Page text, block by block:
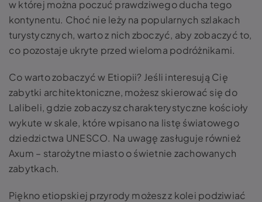
w której można poczuć prawdziwego ducha tego
kontynentu. Choć nie leży na popularnych szlakach
turystycznych, warto z nich zboczyć, aby zobaczyć to,
co pozostaje ukryte przed wieloma podróżnikami.
Co warto zobaczyć w Etiopii? Jeśli interesują Cię
zabytki architektoniczne, możesz skierować się do
Lalibeli, gdzie zobaczysz charakterystyczne kościoły
wykute w skale, które wpisano na listę światowego
dziedzictwa UNESCO. Na uwagę zasługuje również
Axum – starożytne miasto o świetnie zachowanych
zabytkach.
Piękno etiopskiej przyrody możesz z kolei podziwiać